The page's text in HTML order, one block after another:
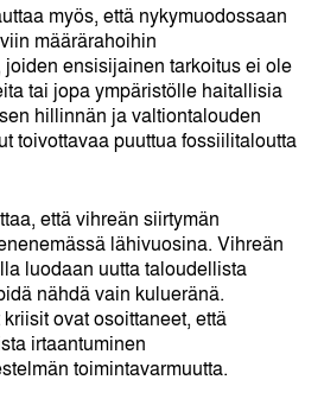
myös, että nykymuodossaan
määrärahoihin
ensisijainen tarkoitus ei ole
tai jopa ympäristölle haitallisia
hillinnän ja valtiontalouden
toivottavaa puuttua fossiilitaloutta
että vihreän siirtymän
lähivuosina. Vihreän
luodaan uutta taloudellista
nähdä vain kulueränä.
ovat osoittaneet, että
irtaantuminen
toimintavarmuutta.